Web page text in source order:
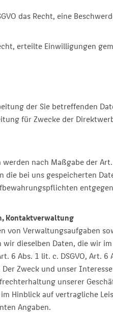
das Recht, eine
erteilte Einwilligungen
der Sie betreffenden
für Zwecke der
nach Maßgabe der
die bei uns gespeicherten
Kontaktverwaltung
von Verwaltungsaufgaben
dieselben Daten, die wir
6 Abs. 1 lit. c. DSGVO, Art.
Zweck und unser
unserer
Hinblick auf vertragliche
Angaben.